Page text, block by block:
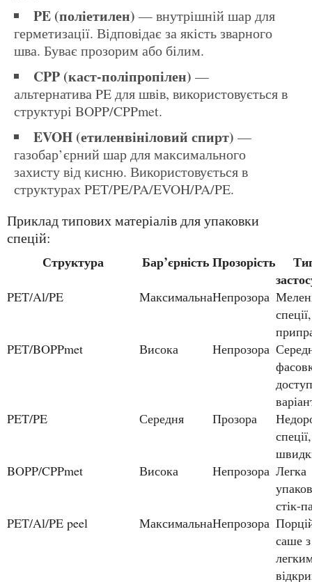
PE (поліетилен) — внутрішній шар для
герметизації. Відповідає за якість зварного
шва. Буває прозорим або білим.
CPP (каст-поліпропілен) —
альтернатива PE для швів, використовується в
структурі BOPP/CPPmet.
EVOH (етиленвініловий спирт) —
газобар’єрний шар для максимального
захисту від кисню. Використовується в
структурах PET/PE/PA/EVOH/PA/PE.
Приклад типових матеріалів для упаковки
спецій:
Структура Бар’єрність Прозорість
Типове
PET/Al/PE Максимальна Непрозора Мелені
PET/BOPPmet
Висока Непрозора Середні
PET/PE
Середня Прозора
Недорогі
спеції,
BOPP/CPPmet
Висока Непрозора Легка
стік-
PET/Al/PE peel
Максимальна Непрозора Порційні
саше з